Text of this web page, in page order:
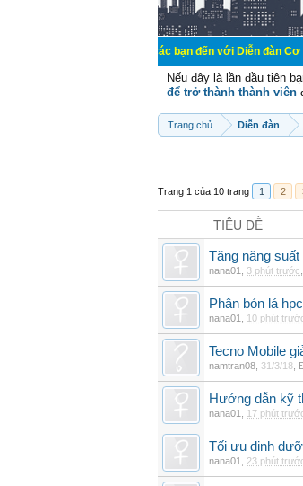
Chào mừng các bạn đến với Diễn đàn Cơ Điện -
Nếu đây là lần đầu tiên
để trở thành thành viên
Trang chủ Diễn đàn
Trang 1 của 10 trang 1 2
TIÊU ĐỀ
Tăng năng
nana01 3 phút trước
Phân bón lá
nana01 10 phút
Tecno Mobile
namtran08 31/3/18
Hướng dẫn kỹ
nana01 17 phút
Tối ưu dinh
nana01 23 phút